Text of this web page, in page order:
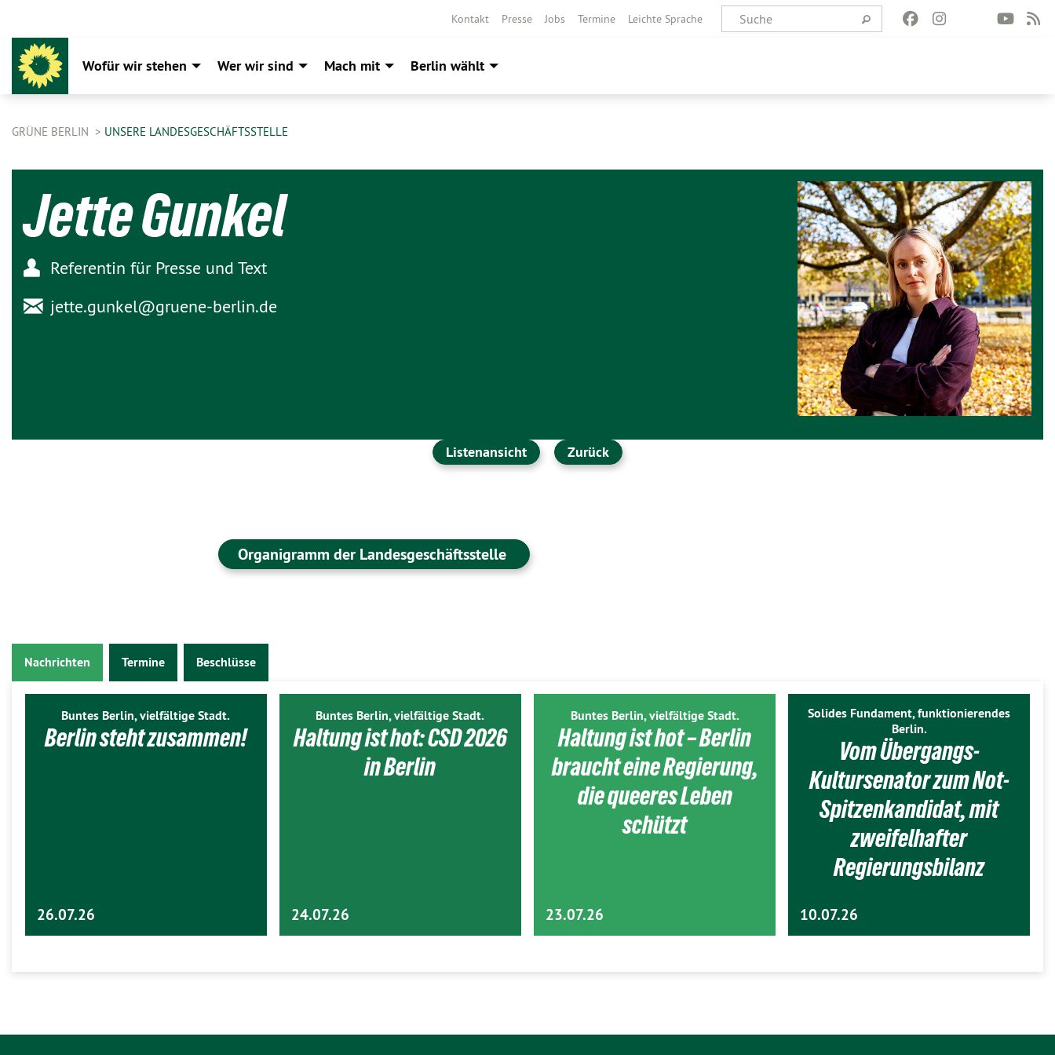
Kontakt Presse Jobs Termine Leichte Sprache
Wofür wir stehen Wer wir sind Mach mit Berlin wählt
GRÜNE BERLIN UNSERE LANDESGESCHÄFTSSTELLE
Jette Gunkel
Referentin für Presse und Text
jette.gunkel@gruene-berlin.de
Listenansicht Zurück
Organigramm der Landesgeschäftsstelle
Nachrichten Termine Beschlüsse
Buntes Berlin, vielfältige Stadt.
Berlin steht zusammen!
26.07.26
Buntes Berlin, vielfältige Stadt.
Haltung ist hot: CSD 2026
in Berlin
24.07.26
Buntes Berlin, vielfältige Stadt.
Haltung ist hot – Berlin
braucht eine Regierung,
die queeres Leben
schützt
23.07.26
Solides Fundament, funktionierendes
Berlin.
Vom Übergangs-
Kultursenator zum Not-
Spitzenkandidat, mit
zweifelhafter
Regierungsbilanz
10.07.26